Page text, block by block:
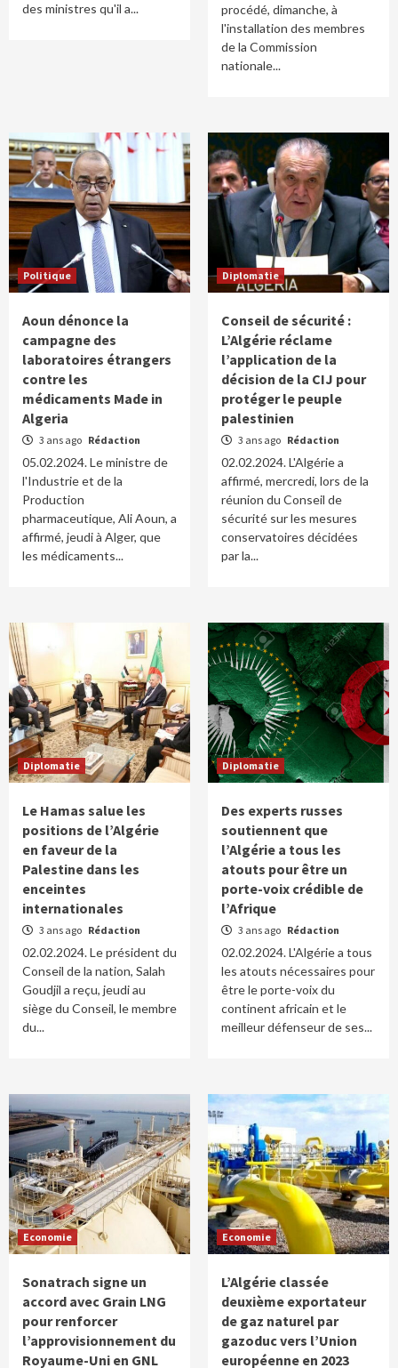
des ministres qu'il a...
procédé, dimanche, à
l'installation des membres
de la Commission
nationale...
Politique
Aoun dénonce la
campagne des
laboratoires étrangers
contre les
médicaments Made in
Algeria
3 ans ago Rédaction
05.02.2024. Le ministre de
l'Industrie et de la
Production
pharmaceutique, Ali Aoun, a
affirmé, jeudi à Alger, que
les médicaments...
Diplomatie
Conseil de sécurité :
L’Algérie réclame
l’application de la
décision de la CIJ pour
protéger le peuple
palestinien
3 ans ago Rédaction
02.02.2024. L'Algérie a
affirmé, mercredi, lors de la
réunion du Conseil de
sécurité sur les mesures
conservatoires décidées
par la...
Diplomatie
Le Hamas salue les
positions de l’Algérie
en faveur de la
Palestine dans les
enceintes
internationales
3 ans ago Rédaction
02.02.2024. Le président du
Conseil de la nation, Salah
Goudjil a reçu, jeudi au
siège du Conseil, le membre
du...
Diplomatie
Des experts russes
soutiennent que
l’Algérie a tous les
atouts pour être un
porte-voix crédible de
l’Afrique
3 ans ago Rédaction
02.02.2024. L'Algérie a tous
les atouts nécessaires pour
être le porte-voix du
continent africain et le
meilleur défenseur de ses...
Economie
Sonatrach signe un
accord avec Grain LNG
pour renforcer
l’approvisionnement du
Royaume-Uni en GNL
Economie
L’Algérie classée
deuxième exportateur
de gaz naturel par
gazoduc vers l’Union
européenne en 2023